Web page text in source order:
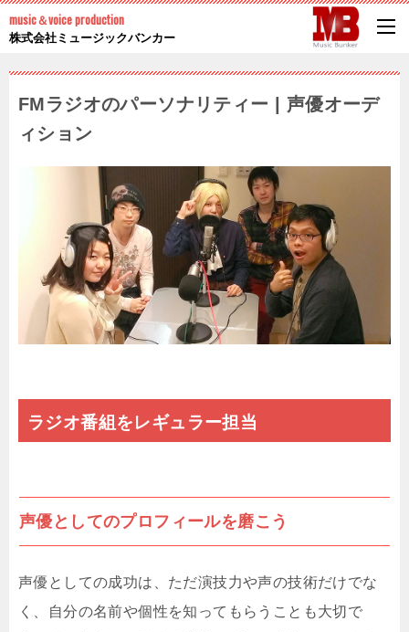
music＆voice production
株式会社ミュージックバンカー
FMラジオのパーソナリティー | 声優オーデ
ィション
ラジオ番組をレギュラー担当
声優としてのプロフィールを磨こう
声優としての成功は、ただ演技力や声の技術だけでな
く、自分の名前や個性を知ってもらうことも大切で